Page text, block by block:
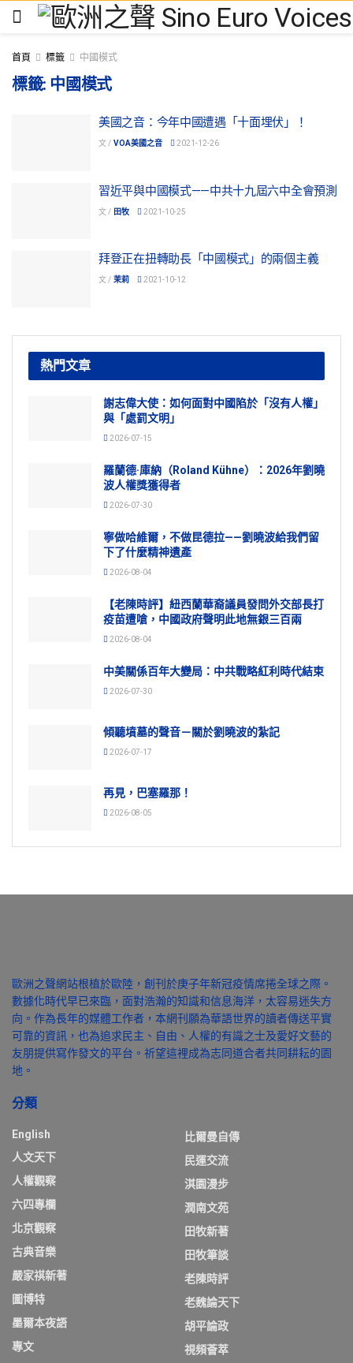
首頁 標籤 中國模式
標籤: 中國模式
美國之音：今年中國遭遇「十面埋伏」！
文 / VOA美國之音 2021-12-26
習近平與中國模式——中共十九屆六中全會預測
文 / 田牧 2021-10-25
拜登正在扭轉助長「中國模式」的兩個主義
文 / 茉莉 2021-10-12
熱門文章
謝志偉大使：如何面對中國陷於「沒有人權」
與「處罰文明」
2026-07-15
羅蘭德·庫納（Roland Kühne）：2026年劉曉
波人權獎獲得者
2026-07-30
寧做哈維爾，不做昆德拉——劉曉波給我們留
下了什麼精神遺產
2026-08-04
【老陳時評】紐西蘭華裔議員發問外交部長打
疫苗遭嗆，中國政府聲明此地無銀三百兩
2026-08-04
中美關係百年大變局：中共戰略紅利時代結束
2026-07-30
傾聽墳墓的聲音－關於劉曉波的紮記
2026-07-17
再見，巴塞羅那！
2026-08-05
歐洲之聲網站根植於歐陸，創刊於庚子年新冠疫情席捲全球之際。
數據化時代早已來臨，面對浩瀚的知識和信息海洋，太容易迷失方
向。作為長年的媒體工作者，本網刊願為華語世界的讀者傳送平實
可靠的資訊，也為追求民主、自由、人權的有識之士及愛好文藝的
友朋提供寫作發文的平台。祈望這裡成為志同道合者共同耕耘的園
地。
分類
English
人文天下
人權觀察
六四專欄
北京觀察
古典音樂
嚴家祺新著
圖博特
墨爾本夜語
專文
比爾曼自傳
民運交流
淇園漫步
潤南文苑
田牧新著
田牧筆談
老陳時評
老魏論天下
胡平論政
視頻薈萃